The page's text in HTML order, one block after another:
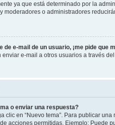
ya que está determinado por la
moderadores o administradores
de e-mail de un usuario, ¡me pide que
e-mail a otros usuarios a través
o enviar una respuesta?
clic en “Nuevo tema”. Para publicar
acciones permitidas. Ejemplo: Puede